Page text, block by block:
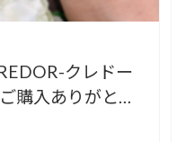
クレドー
購入ありがとう